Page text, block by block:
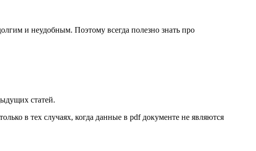
и неудобным. Поэтому всегда полезно знать про
статей.
в тех случаях, когда данные в pdf документе не являются